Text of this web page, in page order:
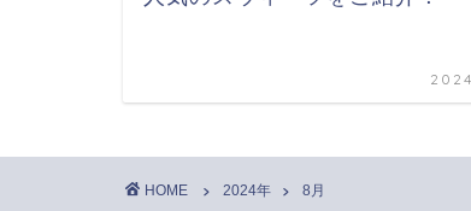
HOME 2024年 8月